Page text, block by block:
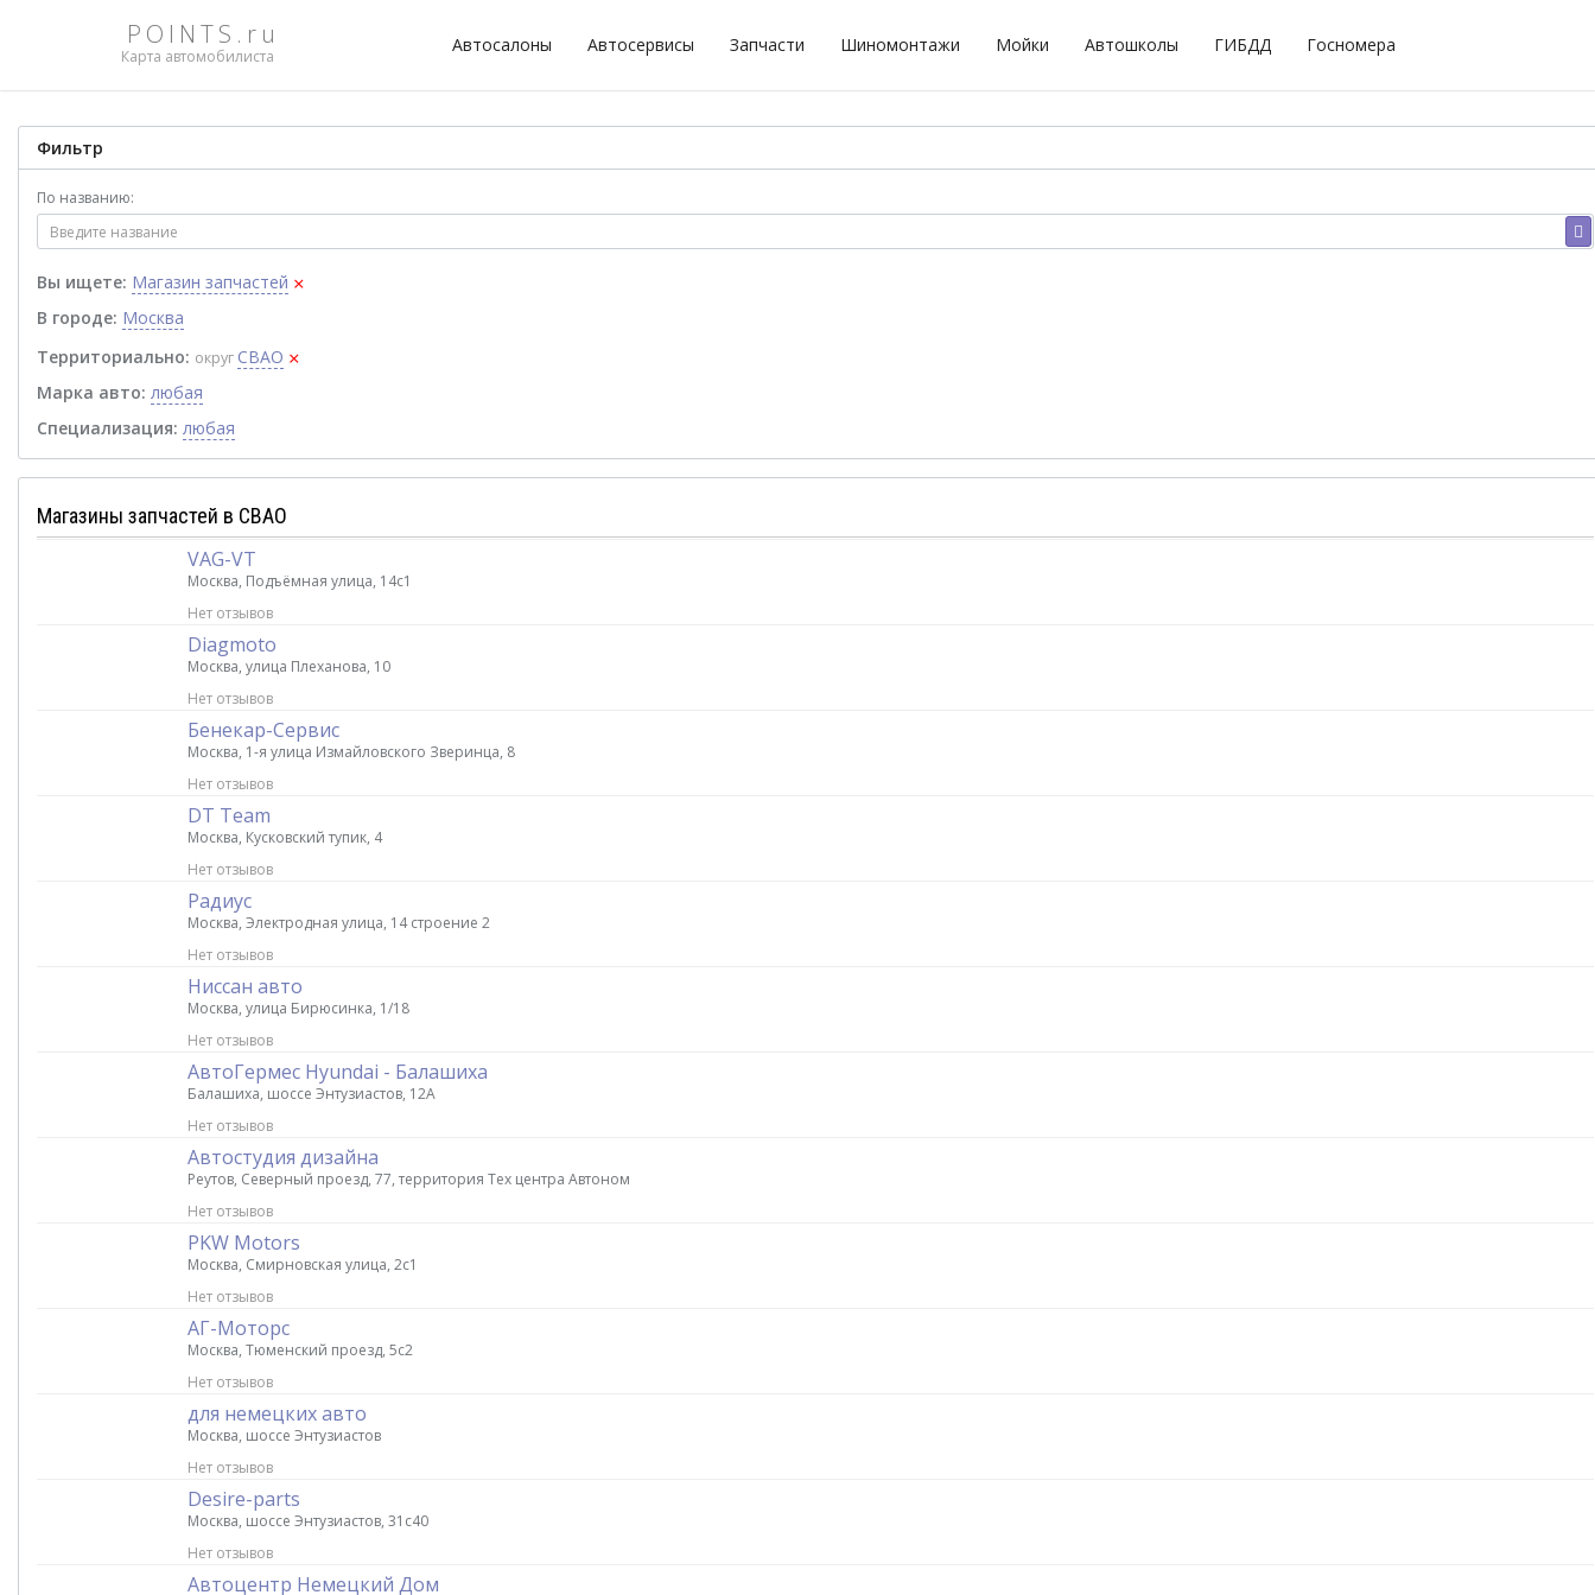
POINTS.ru
Карта автомобилиста
Автосалоны Автосервисы Запчасти Шиномонтажи Мойки Автошколы ГИБДД Госномера
Фильтр
По названию:
Вы ищете: Магазин запчастей ×
В городе: Москва
Территориально: округ СВАО ×
Марка авто: любая
Специализация: любая
Магазины запчастей в СВАО
VAG-VT
Москва, Подъёмная улица, 14с1
Нет отзывов
Diagmoto
Москва, улица Плеханова, 10
Нет отзывов
Бенекар-Сервис
Москва, 1-я улица Измайловского Зверинца, 8
Нет отзывов
DT Team
Москва, Кусковский тупик, 4
Нет отзывов
Радиус
Москва, Электродная улица, 14 строение 2
Нет отзывов
Ниссан авто
Москва, улица Бирюсинка, 1/18
Нет отзывов
АвтоГермес Hyundai - Балашиха
Балашиха, шоссе Энтузиастов, 12А
Нет отзывов
Автостудия дизайна
Реутов, Северный проезд, 77, территория Тех центра Автоном
Нет отзывов
PKW Motors
Москва, Смирновская улица, 2с1
Нет отзывов
АГ-Моторс
Москва, Тюменский проезд, 5с2
Нет отзывов
для немецких авто
Москва, шоссе Энтузиастов
Нет отзывов
Desire-parts
Москва, шоссе Энтузиастов, 31с40
Нет отзывов
Автоцентр Немецкий Дом